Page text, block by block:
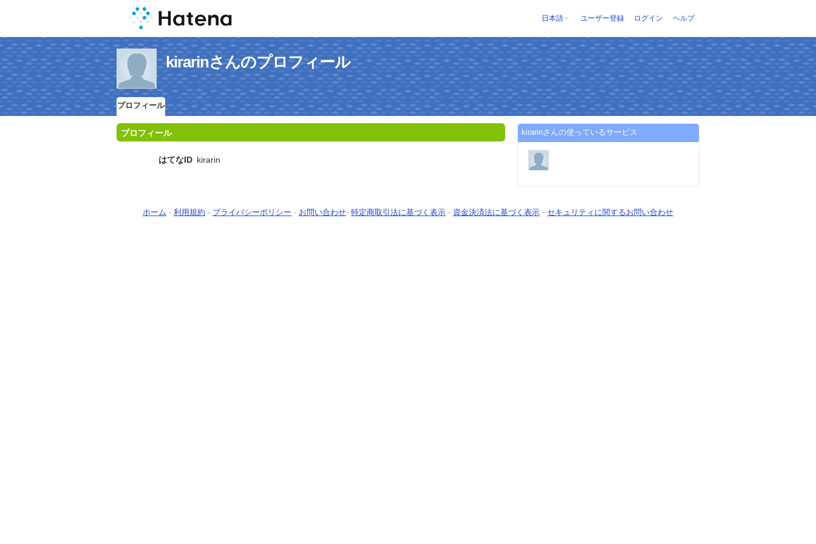
日本語 ユーザー登録 ログイン ヘルプ
kirarinさんのプロフィール
プロフィール
プロフィール
はてなID kirarin
kirarinさんの使っているサービス
ホーム - 利用規約 - プライバシーポリシー - お問い合わせ- 特定商取引法に基づく表示 - 資金決済法に基づく表示 - セキュリティに関するお問い合わせ